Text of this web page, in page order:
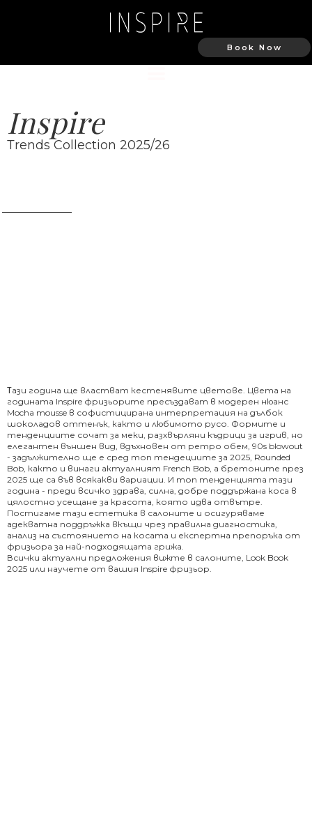
Book Now
Inspire
Тrends Collection 2025/26
Тази година ще властват кестенявите цветове. Цвета на
годината Inspire фризьорите пресъздават в модерен нюанс
Mocha mousse в софистицирана интерпретация на дълбок
шоколадов оттенък, както и любимото русо. Формите и
тенденциите сочат за меки, разхвърляни къдрици за игрив, но
елегантен външен вид, вдъхновен от ретро обем, 90s blowout
- задължително ще е сред топ тендециите за 2025, Rounded
Bob, както и винаги актуалният French Bob, a бретоните през
2025 ще са във всякакви вариации. И топ тенденцията тази
година - преди всичко здрава, силна, добре поддържана коса в
цялостно усещане за красота, която идва отвътре.
Постигаме тази естетика в салоните и осигуряваме
адекватна поддръжка вкъщи чрез правилна диагностика,
анализ на състоянието на косата и експертна препоръка от
фризьора за най-подходящата грижа.
Всички актуaлни предложения вижте в салоните, Look Book
2025 или научете от вашия Inspire фризьор.